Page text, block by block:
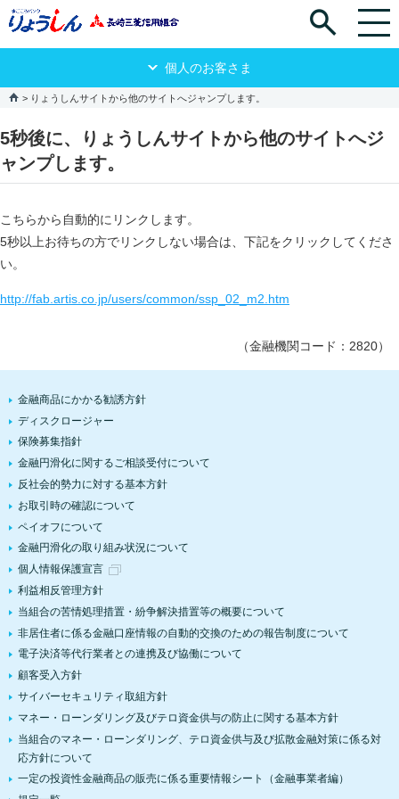
個人のお客さま
りょうしんサイトから他のサイトへジャンプします。
5秒後に、りょうしんサイトから他のサイトへジ
ャンプします。
こちらから自動的にリンクします。
5秒以上お待ちの方でリンクしない場合は、下記をクリックしてくださ
い。
http://fab.artis.co.jp/users/common/ssp_02_m2.htm
（金融機関コード：2820）
金融商品にかかる勧誘方針
ディスクロージャー
保険募集指針
金融円滑化に関するご相談受付について
反社会的勢力に対する基本方針
お取引時の確認について
ペイオフについて
金融円滑化の取り組み状況について
個人情報保護宣言
利益相反管理方針
当組合の苦情処理措置・紛争解決措置等の概要について
非居住者に係る金融口座情報の自動的交換のための報告制度について
電子決済等代行業者との連携及び協働について
顧客受入方針
サイバーセキュリティ取組方針
マネー・ローンダリング及びテロ資金供与の防止に関する基本方針
当組合のマネー・ローンダリング、テロ資金供与及び拡散金融対策に係る対
応方針について
一定の投資性金融商品の販売に係る重要情報シート（金融事業者編）